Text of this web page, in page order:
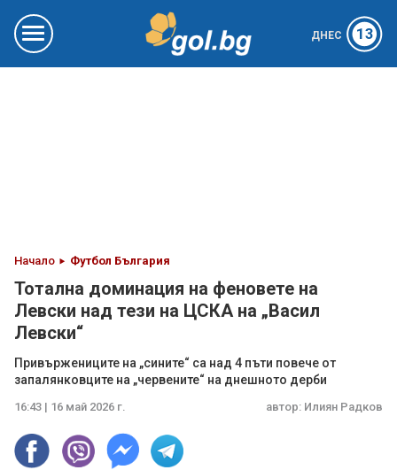
ДНЕС 13
Начало Футбол България
Тотална доминация на феновете на
Левски над тези на ЦСКА на „Васил
Левски“
Привържениците на „сините“ са над 4 пъти повече от
запалянковците на „червените“ на днешното дерби
16:43 | 16 май 2026 г. автор: Илиян Радков